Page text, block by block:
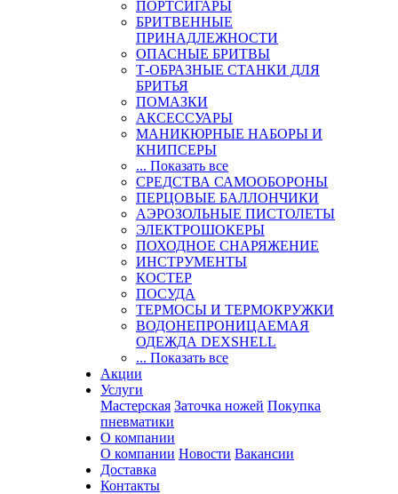
ПОРТСИГАРЫ
БРИТВЕННЫЕ
ПРИНАДЛЕЖНОСТИ
ОПАСНЫЕ БРИТВЫ
Т-ОБРАЗНЫЕ СТАНКИ ДЛЯ
БРИТЬЯ
ПОМАЗКИ
АКСЕССУАРЫ
МАНИКЮРНЫЕ НАБОРЫ И
КНИПСЕРЫ
... Показать все
СРЕДСТВА САМООБОРОНЫ
ПЕРЦОВЫЕ БАЛЛОНЧИКИ
АЭРОЗОЛЬНЫЕ ПИСТОЛЕТЫ
ЭЛЕКТРОШОКЕРЫ
ПОХОДНОЕ СНАРЯЖЕНИЕ
ИНСТРУМЕНТЫ
КОСТЕР
ПОСУДА
ТЕРМОСЫ И ТЕРМОКРУЖКИ
ВОДОНЕПРОНИЦАЕМАЯ
ОДЕЖДА DEXSHELL
... Показать все
Акции
Услуги
Мастерская Заточка ножей Покупка
пневматики
О компании
О компании Новости Вакансии
Доставка
Контакты